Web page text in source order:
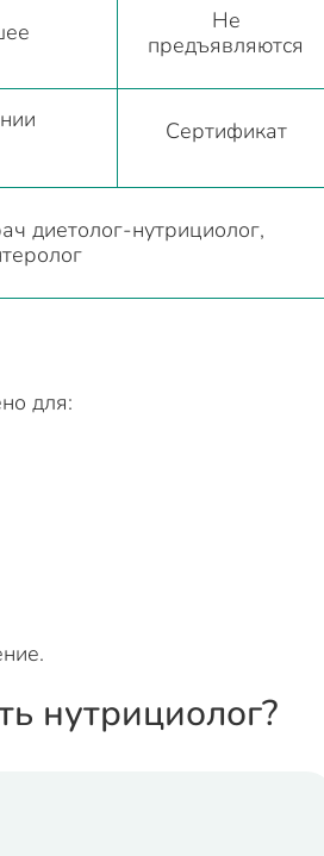
Не
предъявляются
Сертификат
диетолог-нутрициолог,
для:
нутрициолог?